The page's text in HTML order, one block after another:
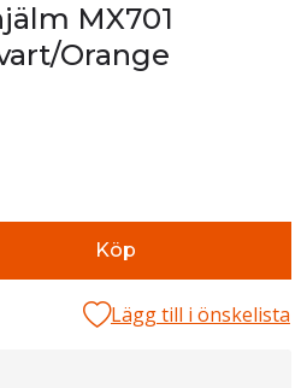
MX701
Orange
Köp
Lägg till i önskelista